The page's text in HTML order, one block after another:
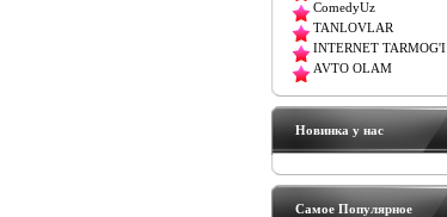
ComedyUz
TANLOVLAR
INTERNET TARMOG'I
AVTO OLAM
Новинка у нас
Самое Популярное